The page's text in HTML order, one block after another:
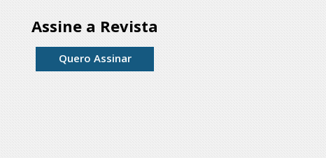
Assine a Revista
Quero Assinar